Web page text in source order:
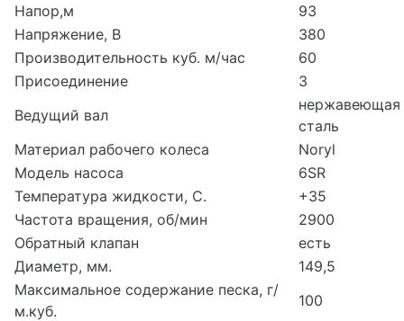
Напор,м
93
Напряжение, В
380
Производительность куб. м/час
60
Присоединение
3
Ведущий вал
нержавеющая
сталь
Материал рабочего колеса
Noryl
Модель насоса
6SR
Температура жидкости, С.
+35
Частота вращения, об/мин
2900
Обратный клапан
есть
Диаметр, мм.
149,5
Максимальное содержание песка, г/
м.куб.
100